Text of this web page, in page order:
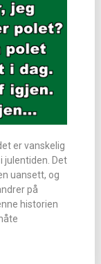
er vanskelig
julentiden. Det
uansett, og
på
historien